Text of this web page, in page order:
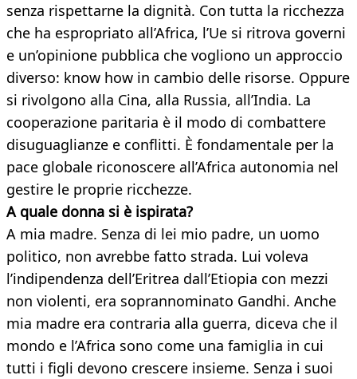
senza rispettarne la dignità. Con tutta la ricchezza
che ha espropriato all’Africa, l’Ue si ritrova governi
e un’opinione pubblica che vogliono un approccio
diverso: know how in cambio delle risorse. Oppure
si rivolgono alla Cina, alla Russia, all’India. La
cooperazione paritaria è il modo di combattere
disuguaglianze e conflitti. È fondamentale per la
pace globale riconoscere all’Africa autonomia nel
gestire le proprie ricchezze.
A quale donna si è ispirata?
A mia madre. Senza di lei mio padre, un uomo
politico, non avrebbe fatto strada. Lui voleva
l’indipendenza dell’Eritrea dall’Etiopia con mezzi
non violenti, era soprannominato Gandhi. Anche
mia madre era contraria alla guerra, diceva che il
mondo e l’Africa sono come una famiglia in cui
tutti i figli devono crescere insieme. Senza i suoi